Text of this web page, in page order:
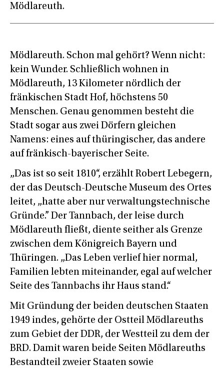
Mödlareuth.
Mödlareuth. Schon mal gehört? Wenn nicht:
kein Wunder. Schließlich wohnen in
Mödlareuth, 13 Kilometer nördlich der
fränkischen Stadt Hof, höchstens 50
Menschen. Genau genommen besteht die
Stadt sogar aus zwei Dörfern gleichen
Namens: eines auf thüringischer, das andere
auf fränkisch-bayerischer Seite.
„Das ist so seit 1810“, erzählt Robert Lebegern,
der das Deutsch-Deutsche Museum des Ortes
leitet, „hatte aber nur verwaltungstechnische
Gründe.” Der Tannbach, der leise durch
Mödlareuth fließt, diente seither als Grenze
zwischen dem Königreich Bayern und
Thüringen. „Das Leben verlief hier normal,
Familien lebten miteinander, egal auf welcher
Seite des Tannbachs ihr Haus stand.“
Mit Gründung der beiden deutschen Staaten
1949 indes, gehörte der Ostteil Mödlareuths
zum Gebiet der DDR, der Westteil zu dem der
BRD. Damit waren beide Seiten Mödlareuths
Bestandteil zweier Staaten sowie